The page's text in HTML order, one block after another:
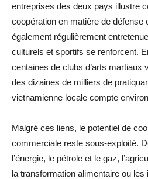
entreprises des deux pays illustre
coopération en matière de défense
également régulièrement
culturels et sportifs se renforcent.
centaines de clubs d’arts martiaux
des dizaines de milliers de
vietnamienne locale compte
Malgré ces liens, le potentiel de
commerciale reste sous-exploité.
l’énergie, le pétrole et le gaz,
la transformation alimentaire ou